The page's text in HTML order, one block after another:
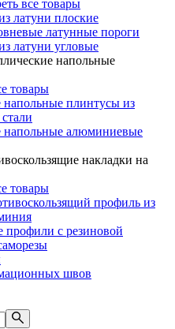
все товары
латуни плоские
латунные пороги
латуни угловые
напольные
товары
напольные плинтусы из
напольные алюминиевые
накладки на
товары
профиль из
с резиновой
швов